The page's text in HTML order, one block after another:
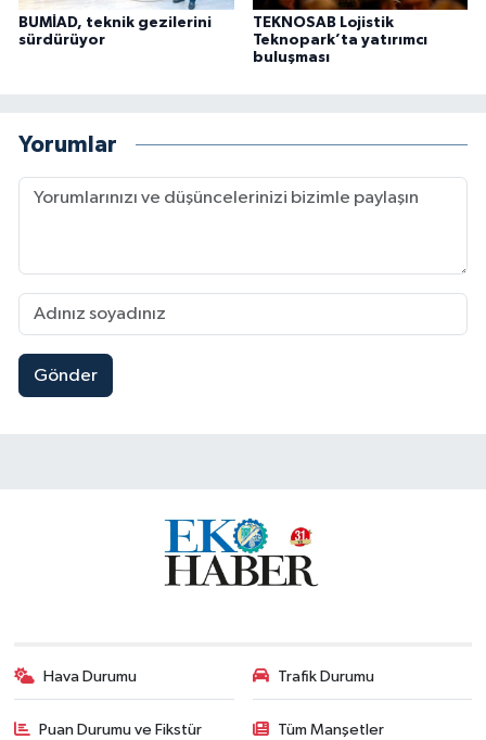
BUMİAD, teknik gezilerini
sürdürüyor
TEKNOSAB Lojistik
Teknopark’ta yatırımcı
buluşması
Yorumlar
Gönder
Hava Durumu Trafik Durumu
Puan Durumu ve Fikstür Tüm Manşetler